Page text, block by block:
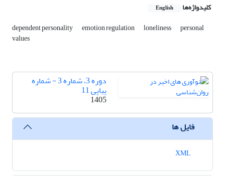
کلیدواژه‌ها English
dependent personality emotion regulation loneliness personal
values
دوره 3، شماره 3 - شماره
پیاپی 11
1405
فایل ها